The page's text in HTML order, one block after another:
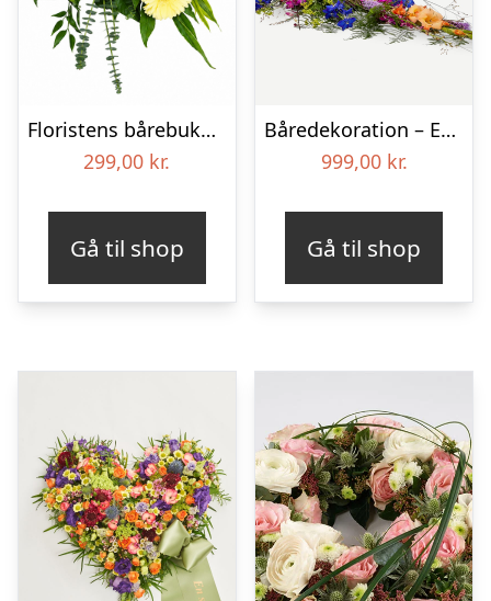
Floristens bårebuket – Smukt minde
299,00 kr.
Gå til shop
Båredekoration – Et farverigt farvel
999,00 kr.
Gå til shop